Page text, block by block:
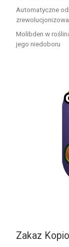
Automatyczne
Molibden w
jego niedoboru
Zakaz